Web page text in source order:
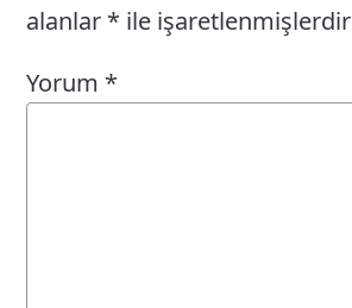
alanlar * ile işaretlenmişlerdir
Yorum *